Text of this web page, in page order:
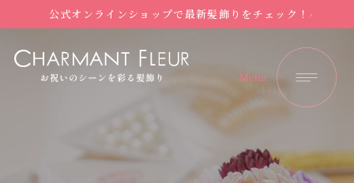
公式オンラインショップで最新髪飾りをチェック！